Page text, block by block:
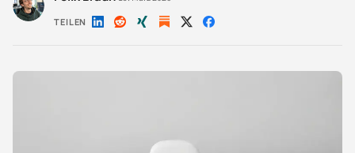
TEILEN Auf Auf Auf Auf Auf